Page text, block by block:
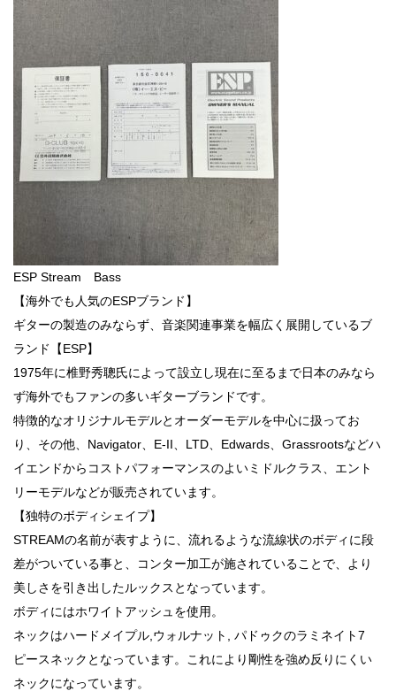
ESP Stream Bass
【海外でも人気のESPブランド】
ギターの製造のみならず、音楽関連事業を幅広く展開しているブ
ランド【ESP】
1975年に椎野秀聰氏によって設立し現在に至るまで日本のみなら
ず海外でもファンの多いギターブランドです。
特徴的なオリジナルモデルとオーダーモデルを中心に扱ってお
り、その他、Navigator、E-II、LTD、Edwards、Grassrootsなどハ
イエンドからコストパフォーマンスのよいミドルクラス、エント
リーモデルなどが販売されています。
【独特のボディシェイプ】
STREAMの名前が表すように、流れるような流線状のボディに段
差がついている事と、コンター加工が施されていることで、より
美しさを引き出したルックスとなっています。
ボディにはホワイトアッシュを使用。
ネックはハードメイプル,ウォルナット, パドゥクのラミネイト7
ピースネックとなっています。これにより剛性を強め反りにくい
ネックになっています。